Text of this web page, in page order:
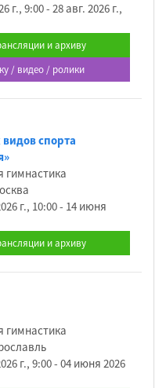
г., 9:00 - 28 авг. 2026 г.,
и архиву
/ видео / ролики
спорта
гимнастика
г., 10:00 - 14 июня
и архиву
гимнастика
г., 9:00 - 04 июня 2026